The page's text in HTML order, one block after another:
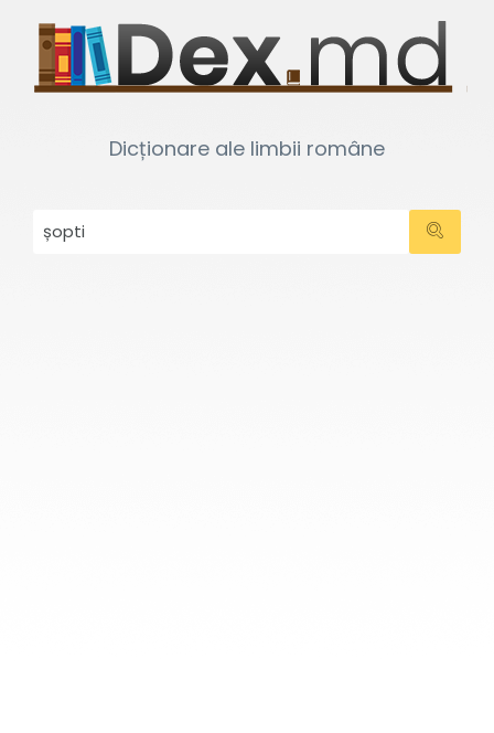
Dicționare ale limbii române